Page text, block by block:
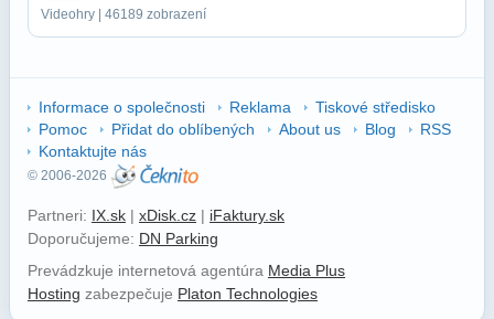
Videohry | 46189 zobrazení
Informace o společnosti Reklama
Tiskové středisko
Pomoc
Přidat do oblíbených About us Blog
RSS
Kontaktujte nás
© 2006-2026
Partneri: IX.sk | xDisk.cz | iFaktury.sk
Doporučujeme: DN Parking
Prevádzkuje internetová agentúra Media Plus
Hosting zabezpečuje Platon Technologies